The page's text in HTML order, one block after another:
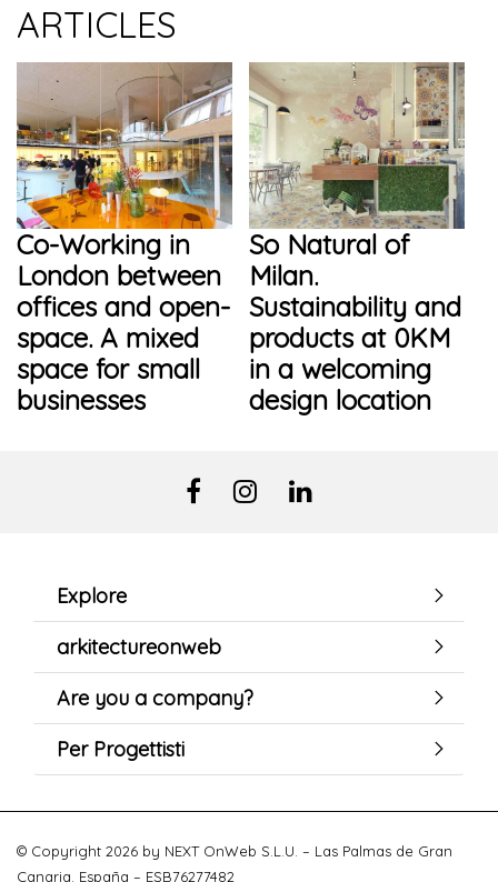
ARTICLES
Co-Working in
London between
offices and open-
space. A mixed
space for small
businesses
So Natural of
Milan.
Sustainability and
products at 0KM
in a welcoming
design location
Explore
arkitectureonweb
Are you a company?
Per Progettisti
© Copyright 2026 by NEXT OnWeb S.L.U. – Las Palmas de Gran
Canaria. España – ESB76277482